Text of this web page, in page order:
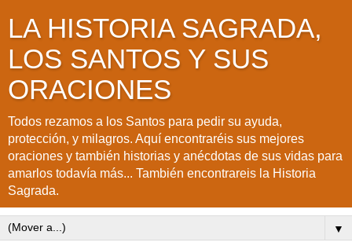
LA HISTORIA SAGRADA,
LOS SANTOS Y SUS
ORACIONES
Todos rezamos a los Santos para pedir su ayuda,
protección, y milagros. Aquí encontraréis sus mejores
oraciones y también historias y anécdotas de sus vidas para
amarlos todavía más... También encontrareis la Historia
Sagrada.
▼